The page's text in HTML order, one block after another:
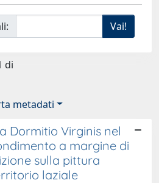
di
metadati
Dormitio Virginis nel
a margine di
sulla pittura
laziale